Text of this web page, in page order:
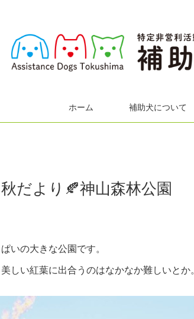
ホーム 補助犬について
だより🍂神山森林公園
いの大きな公園です。
しい紅葉に出合うのはなかなか難しいとか。